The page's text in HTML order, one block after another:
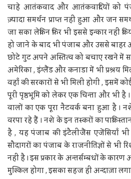
चाहे आतंकवाद और आतंकवादियों को
ज़्यादा समर्थन प्राप्त नहीं हुआ और जन
जा सका लेकिन फिर भी इससे इन्कार नहीं
हो जाने के बाद भी पंजाब और उससे बाहर
छोटे गुट अपने अस्तित्व को बचाए रखने में
अमेरिका , इंग्लैंड और कनाडा में भी प्रश्रय
वहाँ की सरकारों से भी मिली होगी , इसमें
पूरी पृष्ठभूमि को लेकर एक चिन्ता और भी
वालों का एक पूरा नैटवर्क बना हुआ है ।
वरपा रहे हैं । नशे के इन तस्करों का
है , यह पंजाब की इंटैलीजैंस एजेंसियाँ
सौदागरों का पंजाब के राजनीतिज्ञों से भी
नहीं है । इस प्रकार के अन्तर्सम्बधों के
मुश्किल होगा , इसका सहज ही अन्दाज़ा